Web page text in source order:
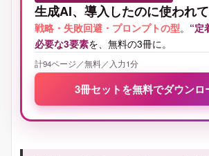
生成AI、導入したのに使われ
戦略・失敗回避・プロンプトの型。 “定
必要な3要素を、無料の3冊に。
計94ページ／無料／入力1分
3冊セットを無料でダウンロ